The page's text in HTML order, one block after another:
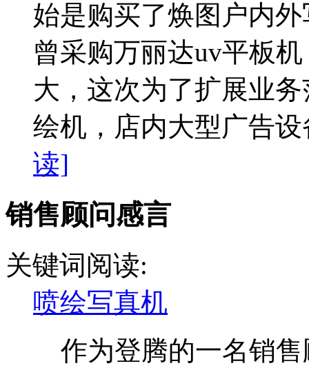
始是购买了焕图户内
曾采购万丽达uv平板
大，这次为了扩展业
绘机，店内大型广告
读]
销售顾问感言
关键词阅读:
喷绘写真机
作为登腾的一名销售